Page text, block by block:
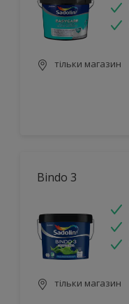
тільки магазин
Bindo 3
тільки магазин